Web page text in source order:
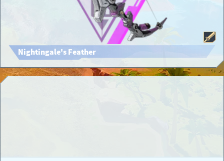
Nightingale's Feather